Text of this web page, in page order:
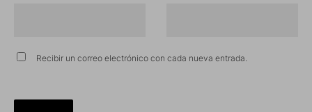
Recibir un correo electrónico con cada nueva entrada.